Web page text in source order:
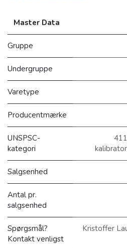
Master Data
Gruppe
Undergruppe
Varetype
Producentmærke
UNSPSC-
kategori
Salgsenhed
Antal pr.
salgsenhed
Spørgsmål?
Kontakt venligst
Kristoffer